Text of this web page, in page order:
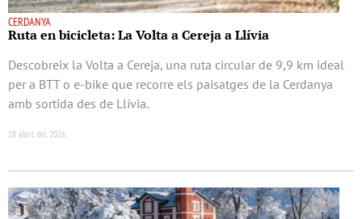
CERDANYA
Ruta en bicicleta: La Volta a Cereja a Llívia
Descobreix la Volta a Cereja, una ruta circular de 9,9 km ideal
per a BTT o e-bike que recorre els paisatges de la Cerdanya
amb sortida des de Llívia.
28 abril del 2026